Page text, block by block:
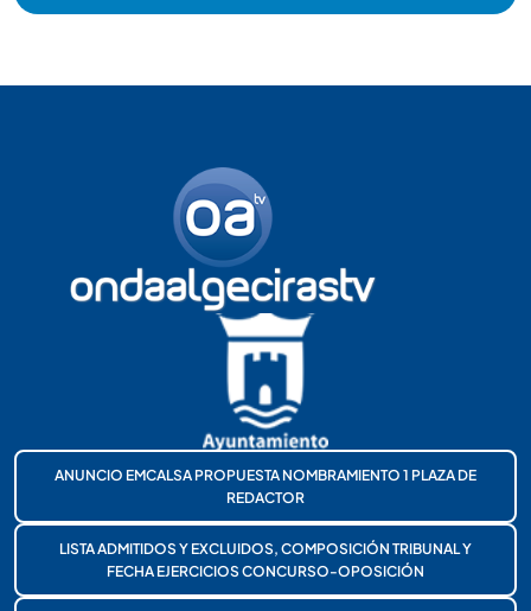
ANUNCIO EMCALSA PROPUESTA NOMBRAMIENTO 1 PLAZA DE
REDACTOR
LISTA ADMITIDOS Y EXCLUIDOS, COMPOSICIÓN TRIBUNAL Y
FECHA EJERCICIOS CONCURSO-OPOSICIÓN